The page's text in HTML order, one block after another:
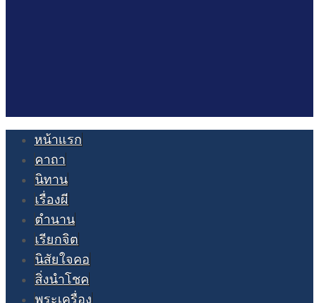
หน้าแรก
คาถา
นิทาน
เรื่องผี
ตำนาน
เรียกจิต
นิสัยใจคอ
สิ่งนำโชค
พระเครื่อง